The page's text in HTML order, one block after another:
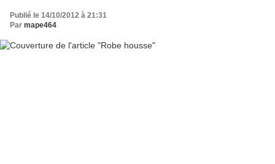
Publié le 14/10/2012 à 21:31
Par mape464